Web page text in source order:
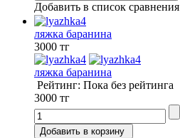
Добавить в список сравнения
ляжка баранина
3000 тг
ляжка баранина
Рейтинг: Пока без рейтинга
3000 тг
Добавить в корзину